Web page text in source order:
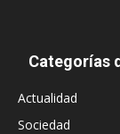
Categorías
Actualidad
Sociedad